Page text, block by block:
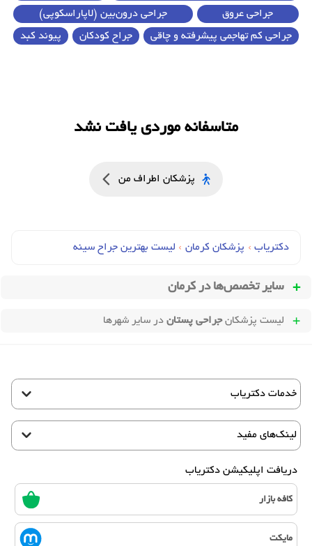
جراحی عروق
جراحی درون‌بین (لاپاراسکوپی)
جراحی کم تهاجمی پیشرفته و چاقی
جراح کودکان پیوند کبد
متاسفانه موردی یافت نشد
پزشکان اطراف من
دکتریاب › پزشکان کرمان › لیست بهترین جراح سینه
سایر تخصص‌ها در کرمان
لیست پزشکانجراحی پستان در سایر شهرها
خدمات دکتریاب
لینک‌های مفید
دریافت اپلیکیشن دکتریاب
کافه بازار
مایکت